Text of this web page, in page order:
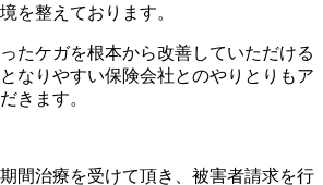
を整えております。
たケガを根本から改善していただける
なりやすい保険会社とのやりとりもア
きます。
間治療を受けて頂き、被害者請求を行